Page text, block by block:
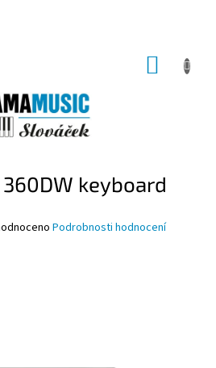
360DW keyboard
Podrobnosti hodnocení